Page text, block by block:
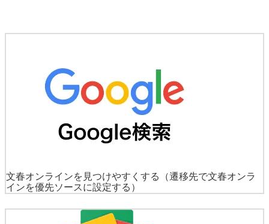
文春オンラインを見つけやすくする
（遷移先で文春オンラ
インを優先ソースに設定する）